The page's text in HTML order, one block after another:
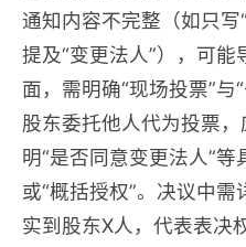
通知内容不完整（如只写
提及“变更法人”），可
面，需明确“现场投票”与
股东委托他人代为投票
明“是否同意变更法人”等
或“概括授权”。决议中需
实到股东X人，代表表决